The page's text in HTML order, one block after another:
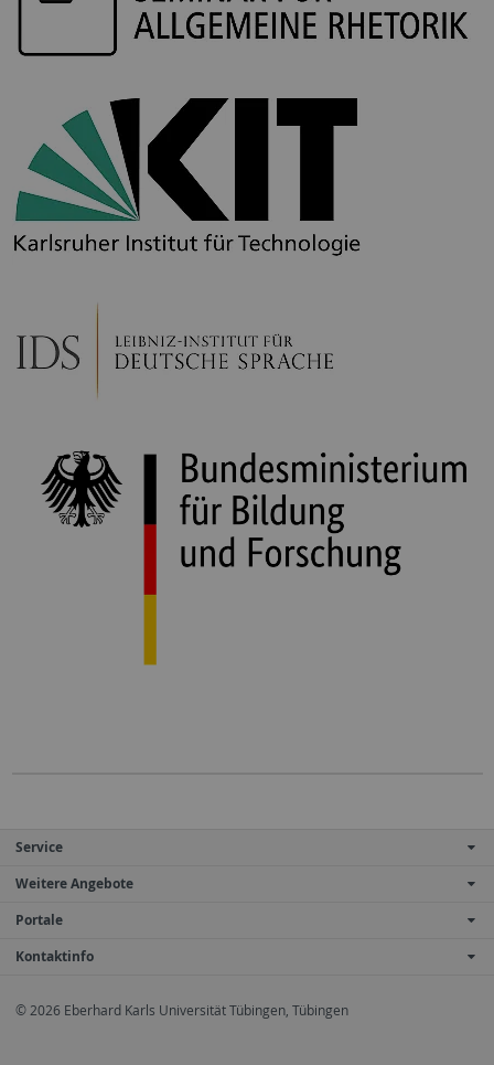
Service
Weitere Angebote
Portale
Kontaktinfo
© 2026 Eberhard Karls Universität Tübingen, Tübingen